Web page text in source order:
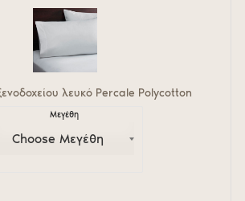
λευκό Percale Polycotton
Μεγέθη